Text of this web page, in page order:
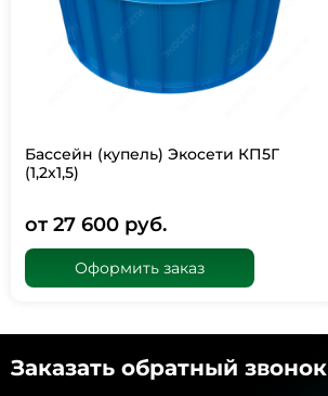
Бассейн (купель) Экосети КП5Г
(1,2х1,5)
от 27 600 руб.
Оформить заказ
Заказать обратный звонок